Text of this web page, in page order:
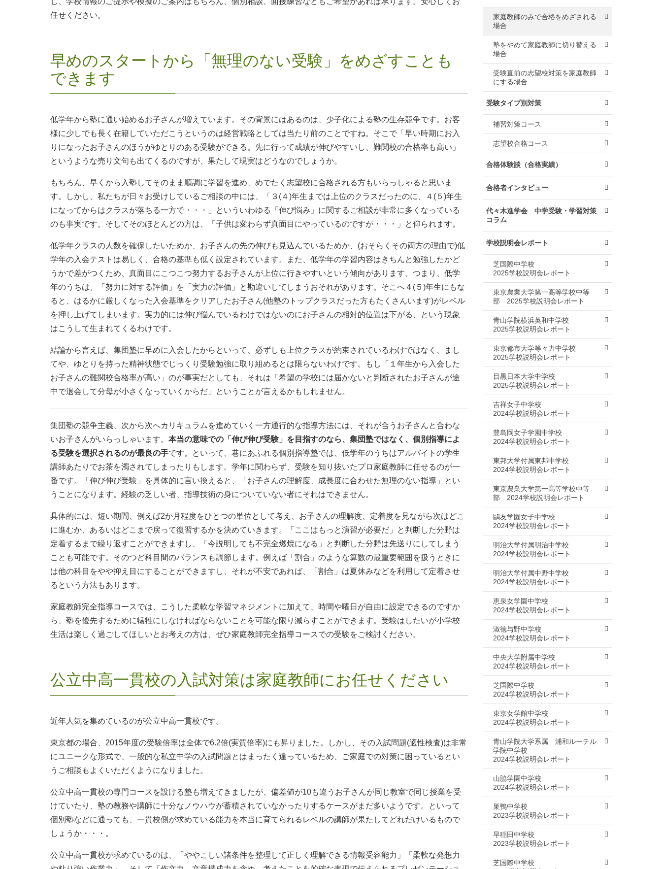
任せください。
早めのスタートから「無理のない受験」をめざすことも
できます
低学年から塾に通い始めるお子さんが増えています。その背景にはあるのは、少子化による塾の生存競争です。お客
様に少しでも長く在籍していただこうというのは経営戦略としては当たり前のことですね。そこで「早い時期にお入
りになったお子さんのほうがゆとりのある受験ができる。先に行って成績が伸びやすいし、難関校の合格率も高い」
というような売り文句も出てくるのですが、果たして現実はどうなのでしょうか。
もちろん、早くから入塾してそのまま順調に学習を進め、めでたく志望校に合格される方もいらっしゃると思いま
す。しかし、私たちが日々お受けしているご相談の中には、「３(４)年生までは上位のクラスだったのに、４(５)年生
になってからはクラスが落ちる一方で・・・」といういわゆる「伸び悩み」に関するご相談が非常に多くなっている
のも事実です。そしてそのほとんどの方は、「子供は変わらず真面目にやっているのですが・・・」と仰られます。
低学年クラスの人数を確保したいためか、お子さんの先の伸びも見込んでいるためか、(おそらくその両方の理由で)低
学年の入会テストは易しく、合格の基準も低く設定されています。また、低学年の学習内容はきちんと勉強したかど
うかで差がつくため、真面目にこつこつ努力するお子さんが上位に行きやすいという傾向があります。つまり、低学
年のうちは、「努力に対する評価」を「実力の評価」と勘違いしてしまうおそれがあります。そこへ４(５)年生にもな
ると、はるかに厳しくなった入会基準をクリアしたお子さん(他塾のトップクラスだった方もたくさんいます)がレベル
を押し上げてしまいます。実力的には伸び悩んでいるわけではないのにお子さんの相対的位置は下がる、という現象
はこうして生まれてくるわけです。
結論から言えば、集団塾に早めに入会したからといって、必ずしも上位クラスが約束されているわけではなく、まし
てや、ゆとりを持った精神状態でじっくり受験勉強に取り組めるとは限らないわけです。もし「１年生から入会した
お子さんの難関校合格率が高い」のが事実だとしても、それは「希望の学校には届かないと判断されたお子さんが途
中で退会して分母が小さくなっていくからだ」ということが言えるかもしれません。
集団塾の競争主義、次から次へカリキュラムを進めていく一方通行的な指導方法には、それが合うお子さんと合わな
いお子さんがいらっしゃいます。 本当の意味での「伸び伸び受験」を目指すのなら、集団塾ではなく、個別指導によ
る受験を選択されるのが最良の手です。といって、巷にあふれる個別指導塾では、低学年のうちはアルバイトの学生
講師あたりでお茶を濁されてしまったりもします。学年に関わらず、受験を知り抜いたプロ家庭教師に任せるのが一
番です。「伸び伸び受験」を具体的に言い換えると、「お子さんの理解度、成長度に合わせた無理のない指導」とい
うことになります。経験の乏しい者、指導技術の身についていない者にそれはできません。
具体的には、短い期間、例えば2か月程度をひとつの単位として考え、お子さんの理解度、定着度を見ながら次はどこ
に進むか、あるいはどこまで戻って復習するかを決めていきます。「ここはもっと演習が必要だ」と判断した分野は
定着するまで繰り返すことができますし、「今説明しても不完全燃焼になる」と判断した分野は先送りにしてしまう
ことも可能です。そのつど科目間のバランスも調節します。例えば「割合」のような算数の最重要範囲を扱うときに
は他の科目をやや抑え目にすることができますし、それが不安であれば、「割合」は夏休みなどを利用して定着させ
るという方法もあります。
家庭教師完全指導コースでは、こうした柔軟な学習マネジメントに加えて、時間や曜日が自由に設定できるのですか
ら、塾を優先するために犠牲にしなければならないことを可能な限り減らすことができます。受験はしたいが小学校
生活は楽しく過ごしてほしいとお考えの方は、ぜひ家庭教師完全指導コースでの受験をご検討ください。
公立中高一貫校の入試対策は家庭教師にお任せください
近年人気を集めているのが公立中高一貫校です。
東京都の場合、2015年度の受験倍率は全体で6.2倍(実質倍率)にも昇りました。しかし、その入試問題(適性検査)は非常
にユニークな形式で、一般的な私立中学の入試問題とはまったく違っているため、ご家庭での対策に困っているとい
うご相談もよくいただくようになりました。
公立中高一貫校の専門コースを設ける塾も増えてきましたが、偏差値が10も違うお子さんが同じ教室で同じ授業を受
けていたり、塾の教務や講師に十分なノウハウが蓄積されていなかったりするケースがまだ多いようです。といって
個別塾などに通っても、一貫校側が求めている能力を本当に育てられるレベルの講師が果たしてどれだけいるもので
しょうか・・・。
公立中高一貫校が求めているのは、「ややこしい諸条件を整理して正しく理解できる情報受容能力」「柔軟な発想力
家庭教師のみで合格をめざされる
場合
塾をやめて家庭教師に切り替える
場合
受験直前の志望校対策を家庭教師
にする場合
受験タイプ別対策
補習対策コース
志望校合格コース
合格体験談（合格実績）
合格者インタビュー
代々木進学会 中学受験・学習対策
コラム
学校説明会レポート
芝国際中学校
2025学校説明会レポート
東京農業大学第一高等学校中等
部 2025学校説明会レポート
青山学院横浜英和中学校
2025学校説明会レポート
東京都市大学等々力中学校
2025学校説明会レポート
目黒日本大学中学校
2025学校説明会レポート
吉祥女子中学校
2024学校説明会レポート
豊島岡女子学園中学校
2024学校説明会レポート
東邦大学付属東邦中学校
2024学校説明会レポート
東京農業大学第一高等学校中等
部 2024学校説明会レポート
鷗友学園女子中学校
2024学校説明会レポート
明治大学付属明治中学校
2024学校説明会レポート
明治大学付属中野中学校
2024学校説明会レポート
恵泉女学園中学校
2024学校説明会レポート
淑徳与野中学校
2024学校説明会レポート
中央大学附属中学校
2024学校説明会レポート
芝国際中学校
2024学校説明会レポート
東京女学館中学校
2024学校説明会レポート
青山学院大学系属 浦和ルーテル
学院中学校
2024学校説明会レポート
山脇学園中学校
2024学校説明会レポート
巣鴨中学校
2023学校説明会レポート
早稲田中学校
2023学校説明会レポート
芝国際中学校